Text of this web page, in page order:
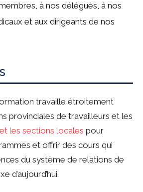
à nos délégués, à nos
et aux dirigeants de nos
travaille étroitement
provinciales de travailleurs et les
les sections locales pour
et offrir des cours qui
du système de relations de
d’aujourd’hui.